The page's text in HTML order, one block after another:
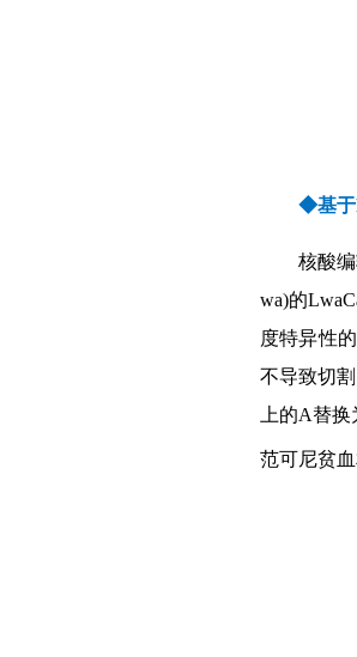
◆基于
核酸
wa)的
度特异性
不导致切
上的A替
范可尼贫